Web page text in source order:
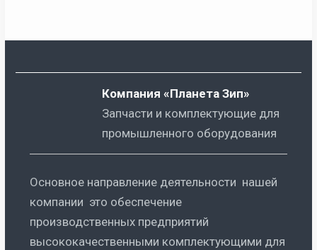
Компания «Планета Зип»
Запчасти и комплектующие для
промышленного оборудования
Основное направление деятельности нашей
компании это обеспечение
производственных предприятий
высококачественными комплектующими для